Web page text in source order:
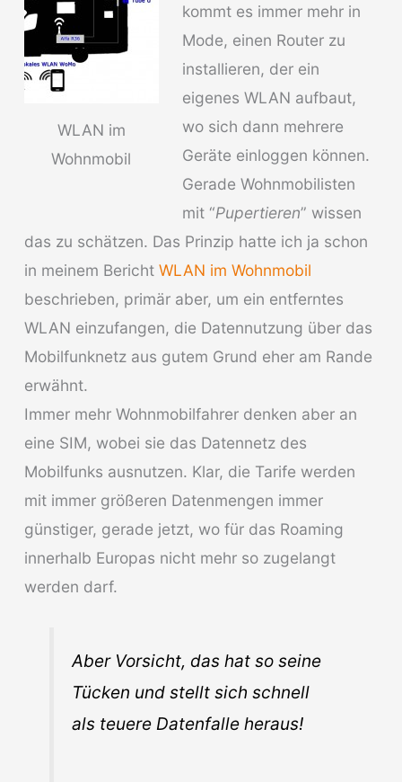
WLAN im
Wohnmobil
kommt es immer mehr in
Mode, einen Router zu
installieren, der ein
eigenes WLAN aufbaut,
wo sich dann mehrere
Geräte einloggen können.
Gerade Wohnmobilisten
mit “Pupertieren” wissen
das zu schätzen. Das Prinzip hatte ich ja schon
in meinem Bericht WLAN im Wohnmobil
beschrieben, primär aber, um ein entferntes
WLAN einzufangen, die Datennutzung über das
Mobilfunknetz aus gutem Grund eher am Rande
erwähnt.
Immer mehr Wohnmobilfahrer denken aber an
eine SIM, wobei sie das Datennetz des
Mobilfunks ausnutzen. Klar, die Tarife werden
mit immer größeren Datenmengen immer
günstiger, gerade jetzt, wo für das Roaming
innerhalb Europas nicht mehr so zugelangt
werden darf.
Aber Vorsicht, das hat so seine
Tücken und stellt sich schnell
als teuere Datenfalle heraus!